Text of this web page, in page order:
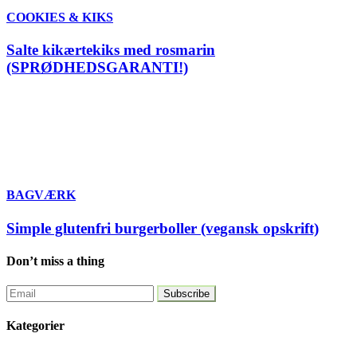
COOKIES & KIKS
Salte kikærtekiks med rosmarin
(SPRØDHEDSGARANTI!)
BAGVÆRK
Simple glutenfri burgerboller (vegansk opskrift)
Don’t miss a thing
Kategorier